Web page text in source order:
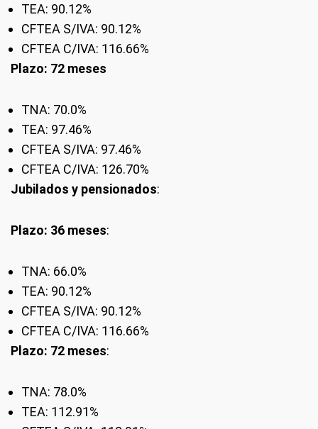
TEA: 90.12%
CFTEA S/IVA: 90.12%
CFTEA C/IVA: 116.66%
Plazo: 72 meses
TNA: 70.0%
TEA: 97.46%
CFTEA S/IVA: 97.46%
CFTEA C/IVA: 126.70%
Jubilados y pensionados:
Plazo: 36 meses:
TNA: 66.0%
TEA: 90.12%
CFTEA S/IVA: 90.12%
CFTEA C/IVA: 116.66%
Plazo: 72 meses:
TNA: 78.0%
TEA: 112.91%